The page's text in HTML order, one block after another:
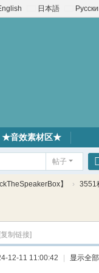
日本語
★音效素材区★
帖子
】 › 3551
[复制链接]
12-11 11:00:42 显示全